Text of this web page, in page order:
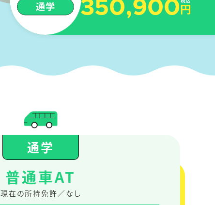
通学
普通車AT
現在の所持免許／なし